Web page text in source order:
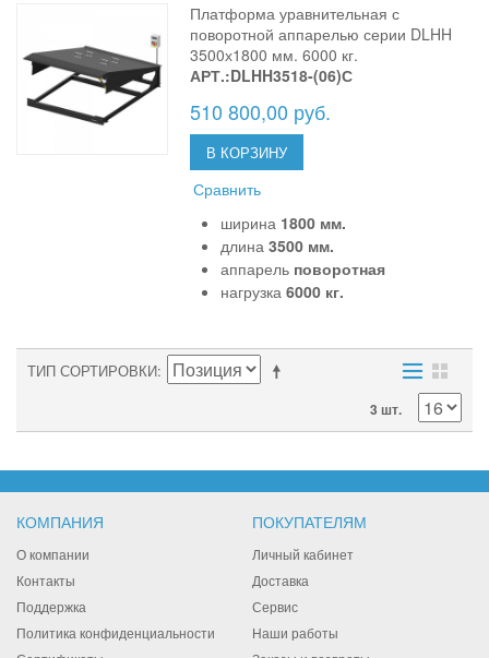
Платформа уравнительная с
поворотной аппарелью серии DLHH
3500х1800 мм. 6000 кг.
АРТ.:DLHH3518-(06)С
510 800,00 руб.
В КОРЗИНУ
Сравнить
ширина 1800 мм.
длина3500 мм.
аппарель поворотная
нагрузка 6000 кг.
ТИП СОРТИРОВКИ
3 шт.
КОМПАНИЯ
О компании
Контакты
Поддержка
Политика конфиденциальности
ПОКУПАТЕЛЯМ
Личный кабинет
Доставка
Сервис
Наши работы